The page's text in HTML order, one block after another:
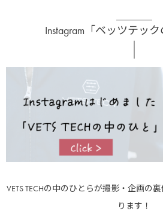
Instagram「ベッツテック
VETS TECHの中のひとらが撮影・企画の
ります！